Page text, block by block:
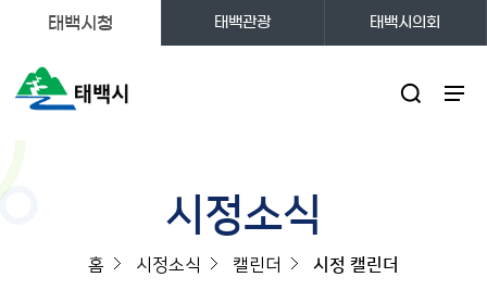
태백시청 태백관광 태백시의회
시정소식
홈 시정소식 캘린더 시정 캘린더